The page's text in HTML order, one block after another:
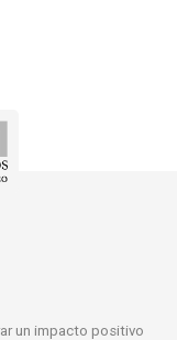
un impacto positivo